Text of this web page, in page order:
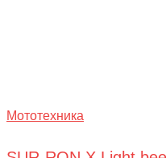
Мототехника